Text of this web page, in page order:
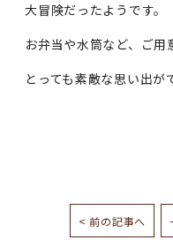
大冒険だったようです。
お弁当や水筒など、ご用
とっても素敵な思い出
< 前の記事へ